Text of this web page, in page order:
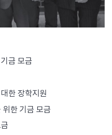
금 모금
한 장학지원
한 기금 모금